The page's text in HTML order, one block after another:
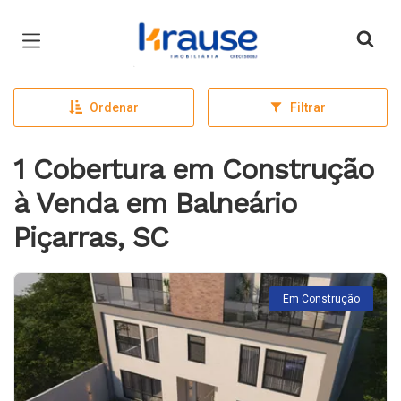
Página inicial
Ordenar Filtrar
1 Cobertura em Construção
à Venda em Balneário
Piçarras, SC
Em Construção